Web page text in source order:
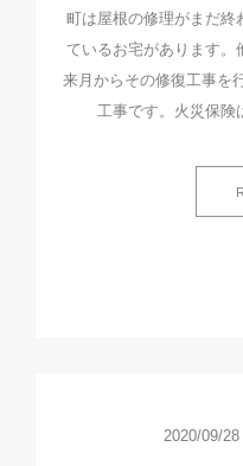
町は屋根の修理がまだ終
ているお宅があります。
来月からその修復工事を
工事です。火災保険
2020/09/28